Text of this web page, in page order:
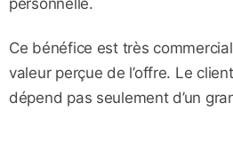
personnelle.
Ce bénéfice est très
valeur perçue de l’offre. Le
dépend pas seulement d’un